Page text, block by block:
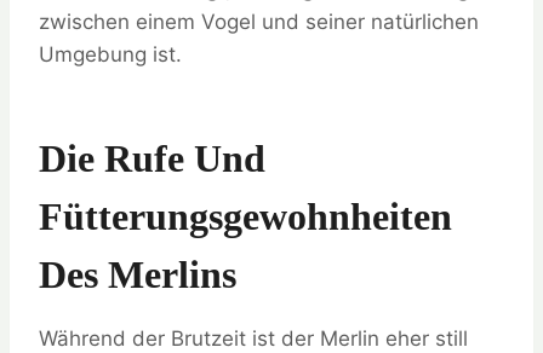
zwischen einem Vogel und seiner natürlichen
Umgebung ist.
Die Rufe Und
Fütterungsgewohnheiten
Des Merlins
Während der Brutzeit ist der Merlin eher still